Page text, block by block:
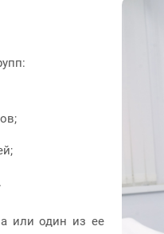
или один из ее